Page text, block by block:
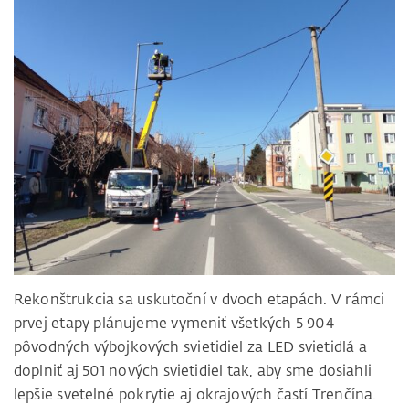
Rekonštrukcia sa uskutoční v dvoch etapách. V rámci
prvej etapy plánujeme vymeniť všetkých 5 904
pôvodných výbojkových svietidiel za LED svietidlá a
doplniť aj 501 nových svietidiel tak, aby sme dosiahli
lepšie svetelné pokrytie aj okrajových častí Trenčína.